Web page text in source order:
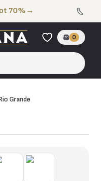
70% →
0
Grande